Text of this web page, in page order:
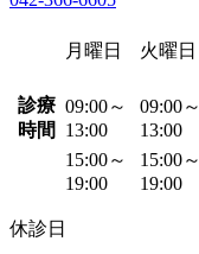
月曜日 火曜日
診療
時間
09:00～
13:00
09:00～
13:00
15:00～
19:00
15:00～
19:00
休診日